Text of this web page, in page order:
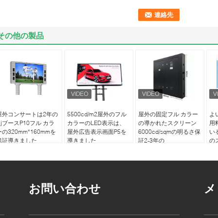
の他の製品
外コンサートは2年の
ブースP10フル カラ
の320mm*160mmを
証導きました
5500cd/m2屋外のフル
カラーのLED表示は、
屋外広告表示画面P5を
導きました
屋外の固定フル カラー
の導かれたスクリーン
6000cd/sqmの明るさ保
証2-3年の
よ
用
い
の
お問い合わせ